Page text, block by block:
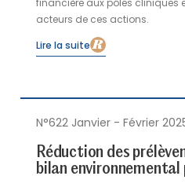
financière aux pôles cliniques
acteurs de ces actions.
Lire la suite
N°622 Janvier - Février
Réduction des
bilan